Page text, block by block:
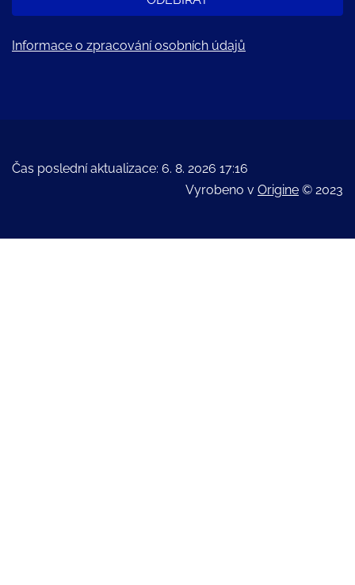
Informace o zpracování osobních údajů
Čas poslední aktualizace: 6. 8. 2026 17:16
Vyrobeno v Origine © 2023